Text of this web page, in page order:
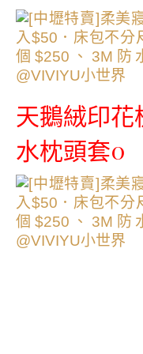
天鵝絨印
水枕頭套0